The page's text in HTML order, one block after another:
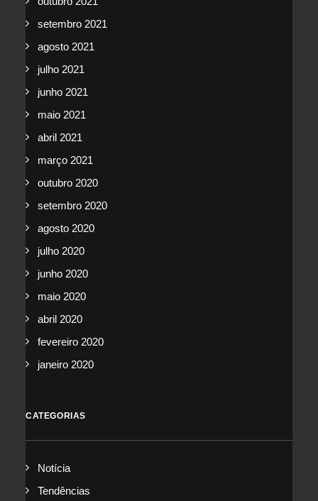
setembro 2021
agosto 2021
julho 2021
junho 2021
maio 2021
abril 2021
março 2021
outubro 2020
setembro 2020
agosto 2020
julho 2020
junho 2020
maio 2020
abril 2020
fevereiro 2020
janeiro 2020
CATEGORIAS
Notícia
Tendências